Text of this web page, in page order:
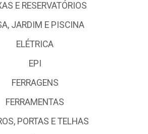
E RESERVATÓRIOS
JARDIM E PISCINA
ELÉTRICA
EPI
FERRAGENS
FERRAMENTAS
PORTAS E TELHAS